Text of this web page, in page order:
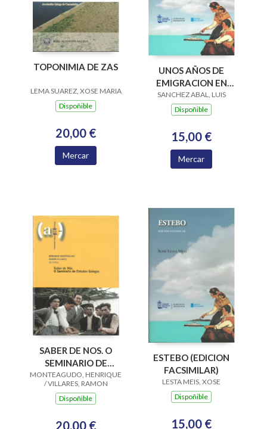
TOPONIMIA DE ZAS
LEMA SUAREZ, XOSE MARIA
Dispoñible
20,00 €
Mercar
UNOS AÑOS DE
EMIGRACION EN
BUENOS AIRES
(EDICION
SANCHEZ ABAL, LUIS
Dispoñible
15,00 €
Mercar
SABER DE NOS. O
SEMINARIO DE
ESTUDOS GALEGOS
MONTEAGUDO, HENRIQUE
/ VILLARES, RAMON
Dispoñible
20,00 €
ESTEBO (EDICION
FACSIMILAR)
LESTA MEIS, XOSE
Dispoñible
15,00 €